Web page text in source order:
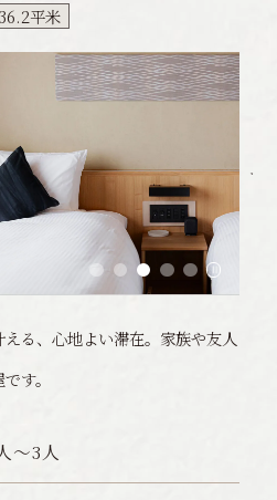
36.2平米
る、心地よい滞在。家族や友人
す。
〜3人